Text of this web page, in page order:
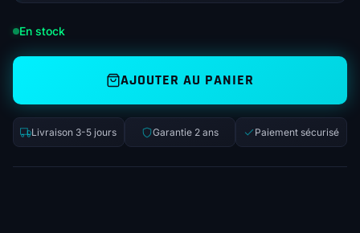
En stock
AJOUTER AU PANIER
Livraison 3-5 jours Garantie 2 ans Paiement sécurisé